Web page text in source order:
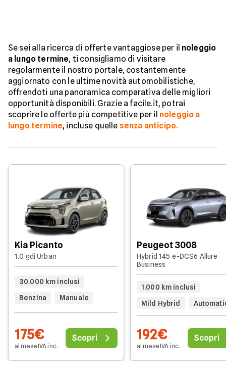
Se sei alla ricerca di offerte vantaggiose per il noleggio
a lungo termine, ti consigliamo di visitare
regolarmente il nostro portale, costantemente
aggiornato con le ultime novità automobilistiche,
offrendoti una panoramica comparativa delle migliori
opportunità disponibili. Grazie a facile.it, potrai
scoprire le offerte più competitive per il noleggio a
lungo termine, incluse quelle senza anticipo.
Kia Picanto
1.0 gdi Urban
30.000 km inclusi
Benzina
Manuale
175€
al mese IVA inc.
Scopri
Peugeot 3008
Hybrid 145 e-DCS6 Allure
Business
1.000 km inclusi
Mild Hybrid
192€
al mese IVA inc.
Scopri